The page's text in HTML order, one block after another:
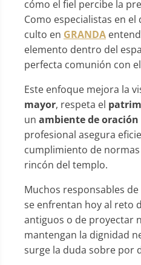
cómo el fiel percibe la
Como especialistas en
culto en GRANDA
elemento dentro del
perfecta comunión con
Este enfoque mejora la
mayor, respeta el
un ambiente de oración
profesional asegura
cumplimiento de
rincón del templo.
Muchos responsables
se enfrentan hoy al reto
antiguos o de proyectar
mantengan la dignidad
surge la duda sobre por